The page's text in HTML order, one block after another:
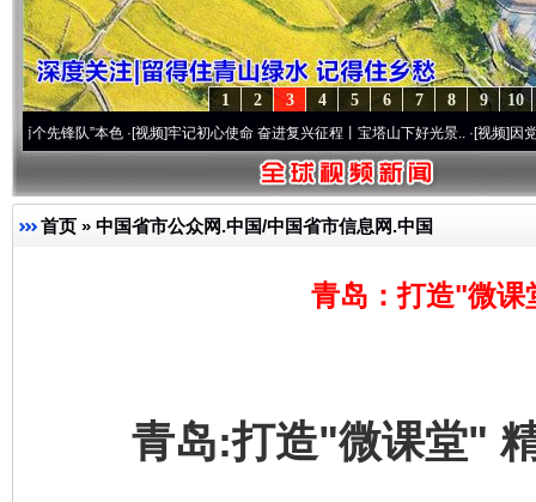
10
9
8
7
6
5
4
3
2
1
队”本色·[视频]牢记初心使命 奋进复兴征程丨宝塔山下好光景..·[视频]因党而生 为
首页 » 中国省市公众网.中国/中国省市信息网.中国
青岛：打造"微课
青岛:打造"微课堂" 精